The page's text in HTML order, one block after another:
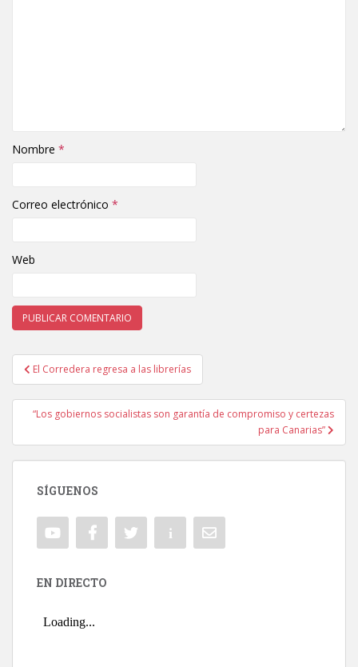
Nombre *
Correo electrónico *
Web
Navegación de entradas
El Corredera regresa a las librerías
“Los gobiernos socialistas son garantía de compromiso y certezas
para Canarias”
SÍGUENOS
EN DIRECTO